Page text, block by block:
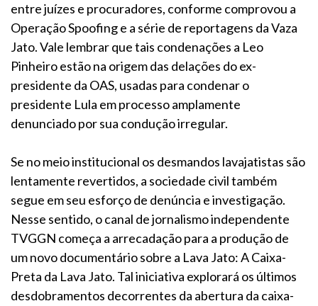
entre juízes e procuradores, conforme comprovou a
Operação Spoofing e a série de reportagens da Vaza
Jato. Vale lembrar que tais condenações a Leo
Pinheiro estão na origem das delações do ex-
presidente da OAS, usadas para condenar o
presidente Lula em processo amplamente
denunciado por sua condução irregular.
Se no meio institucional os desmandos lavajatistas são
lentamente revertidos, a sociedade civil também
segue em seu esforço de denúncia e investigação.
Nesse sentido, o canal de jornalismo independente
TVGGN começa a arrecadação para a produção de
um novo documentário sobre a Lava Jato: A Caixa-
Preta da Lava Jato. Tal iniciativa explorará os últimos
desdobramentos decorrentes da abertura da caixa-